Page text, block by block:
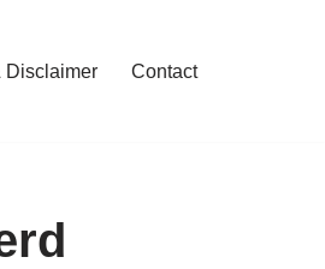
Disclaimer Contact